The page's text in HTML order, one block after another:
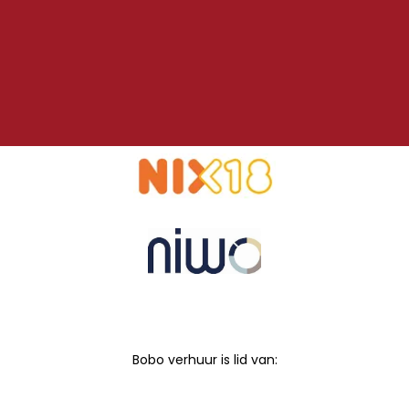
Bobo verhuur is lid van: